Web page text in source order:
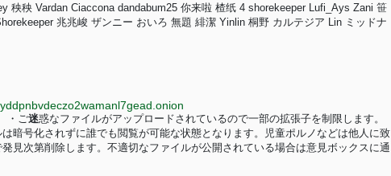
秧秧 Vardan Ciaccona dandabum25 你来啦 楂纸 4 shorekeeper Lufi_Ays Zani 笹
兆兆峻 ザンニー おいろ 無題 緋潔 Yinlin 桐野 カルテジア Lin ミッドナ
・ご迷惑なファイルがアップロードされているので一部の拡張子を制限します。
暗号化されずに誰でも閲覧が可能な状態となります。児童ポルノなどは他人に致
見次第削除します。不適切なファイルが公開されている場合は意見ボックスに通